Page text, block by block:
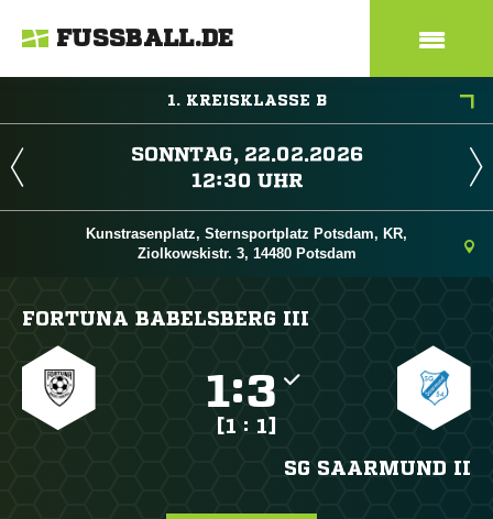
FUSSBALL.DE
1. KREISKLASSE B
 
 
Kunstrasenplatz, Sternsportplatz Potsdam, KR,
Ziolkowskistr. 3, 14480 Potsdam
FORTUNA BABELSBERG III
:
[1 : 1]
SG SAARMUND II